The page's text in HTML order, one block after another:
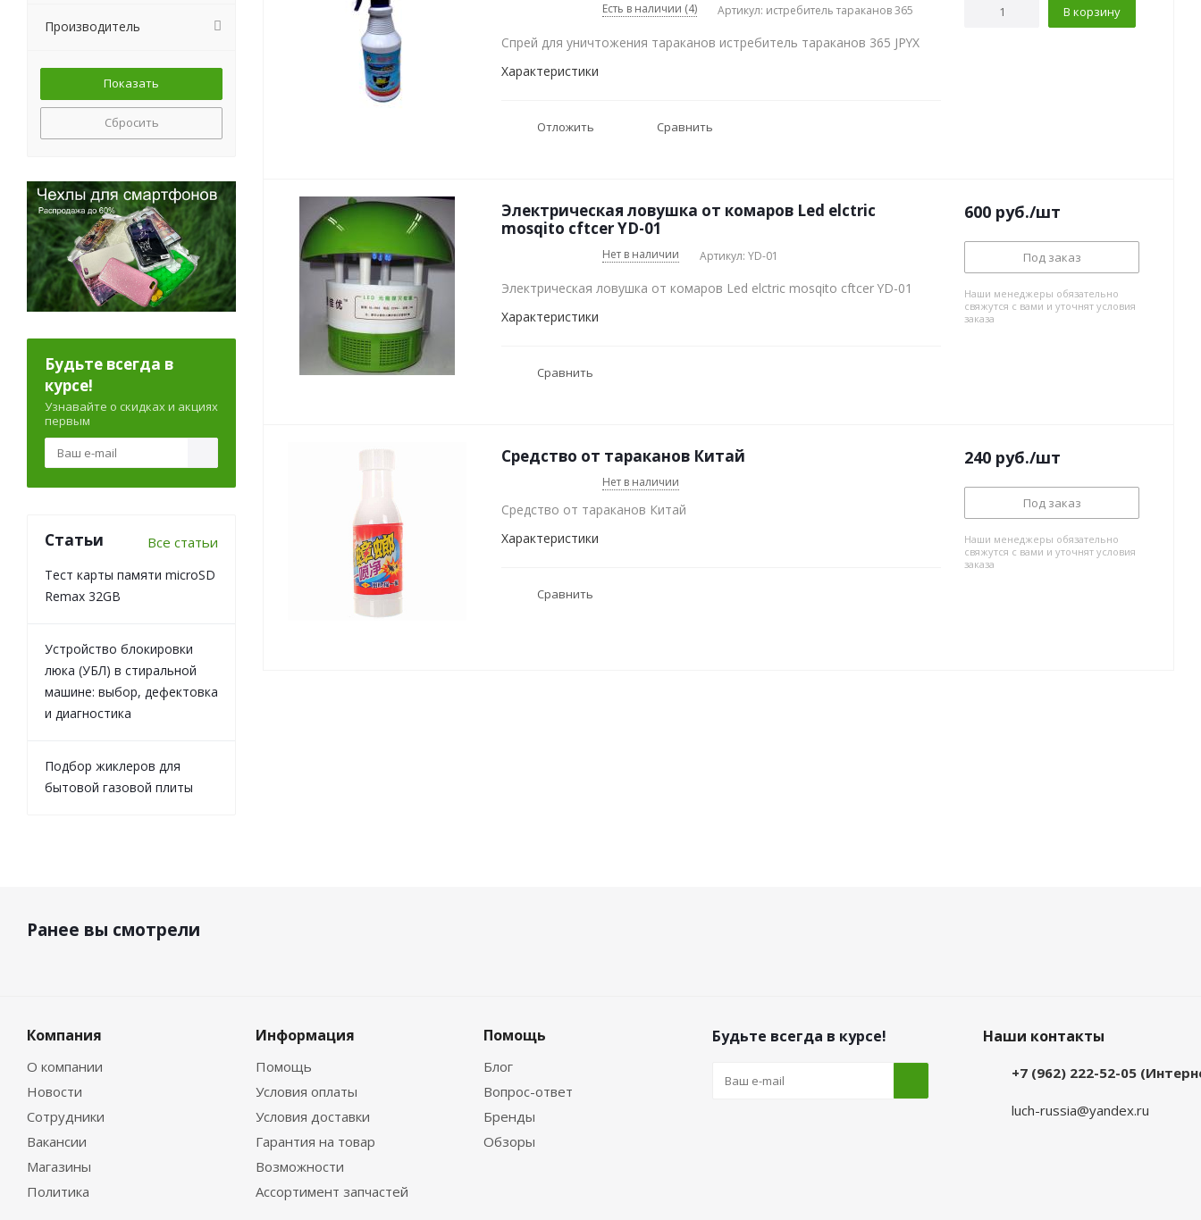
Есть в наличии (4) Артикул: истребитель тараканов 365
Спрей для уничтожения тараканов истребитель тараканов 365 JPYX
Характеристики
Отложить Сравнить
В корзину
Электрическая ловушка от комаров Led elctric
mosqito cftcer YD-01
Нет в наличии Артикул: YD-01
Электрическая ловушка от комаров Led elctric mosqito cftcer YD-01
Характеристики
Сравнить
600 руб./шт
Под заказ
Наши менеджеры обязательно
свяжутся с вами и уточнят условия
заказа
Средство от тараканов Китай
Нет в наличии
Средство от тараканов Китай
Характеристики
Сравнить
240 руб./шт
Под заказ
Наши менеджеры обязательно
свяжутся с вами и уточнят условия
заказа
Производитель
Сбросить
Будьте всегда в
курсе!
Узнавайте о скидках и акциях
первым
Статьи Все статьи
Тест карты памяти microSD
Remax 32GB
Устройство блокировки
люка (УБЛ) в стиральной
машине: выбор, дефектовка
и диагностика
Подбор жиклеров для
бытовой газовой плиты
Ранее вы смотрели
Компания
О компании
Новости
Сотрудники
Вакансии
Магазины
Политика
Информация
Помощь
Условия оплаты
Условия доставки
Гарантия на товар
Возможности
Ассортимент запчастей
Помощь
Блог
Вопрос-ответ
Бренды
Обзоры
Будьте всегда в курсе! Наши контакты
+7 (962) 222-52-05
luch-russia@yandex.ru